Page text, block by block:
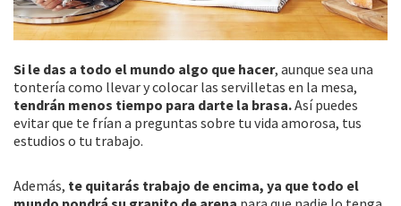
Si le das a todo el mundo algo que hacer, aunque sea una
tontería como llevar y colocar las servilletas en la mesa,
tendrán menos tiempo para darte la brasa.Así puedes
evitar que te frían a preguntas sobre tu vida amorosa, tus
estudios o tu trabajo.
Además, te quitarás trabajo de encima, ya que todo el